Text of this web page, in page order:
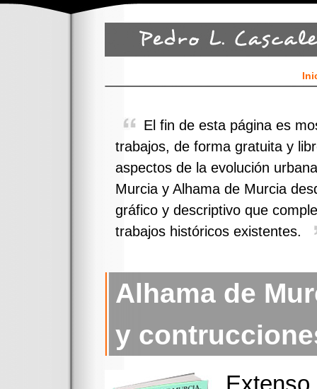
El fin de esta página es
trabajos, de forma gratuita y
aspectos de la evolución
Murcia y Alhama de Murcia
gráfico y descriptivo que
trabajos históricos existentes.
Alhama de
y
Extenso